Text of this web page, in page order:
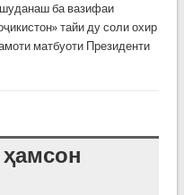
ба вазифаи
тайи ду соли охир
матбуоти Президенти